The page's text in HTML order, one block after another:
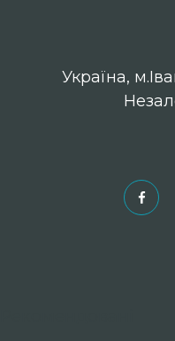
Українa,